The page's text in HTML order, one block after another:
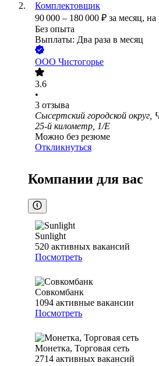
Комплектовщик
90 000 – 180 000 ₽ за месяц, на
Без опыта
Выплаты: Два раза в месяц
ООО Чистогорье
3.6
•
3 отзыва
Сысертский городской округ,
25-й километр, 1/Е
Можно без резюме
Откликнуться
Компании для вас
Sunlight
520 активных вакансий
Посмотреть
Совкомбанк
1094 активные вакансии
Посмотреть
Монетка, Торговая сеть
2714 активных вакансий